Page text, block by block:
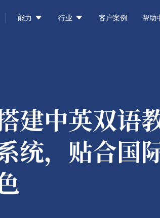
能力  行业  客户案例 帮助
建中英双语
统，贴合国